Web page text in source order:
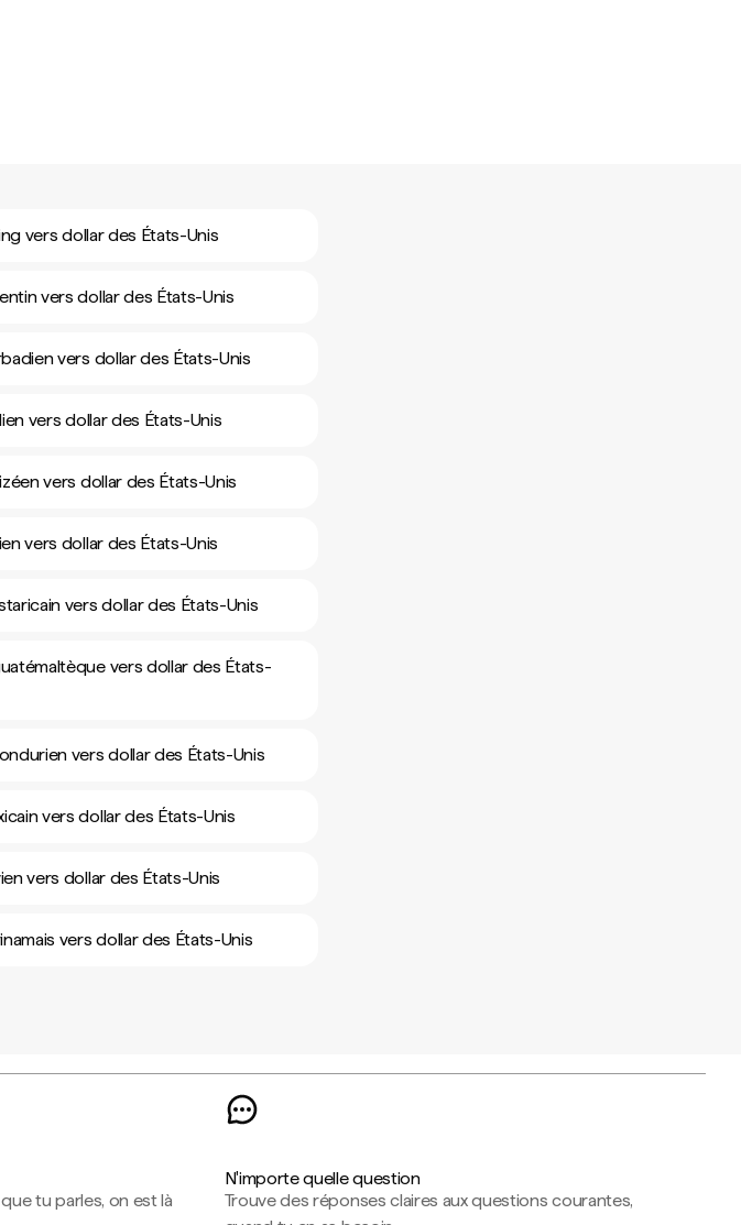
vers dollar des États-Unis
vers dollar des États-Unis
vers dollar des États-Unis
vers dollar des États-Unis
vers dollar des États-Unis
vers dollar des États-Unis
vers dollar des États-Unis
vers dollar des États-
vers dollar des États-Unis
vers dollar des États-Unis
vers dollar des États-Unis
vers dollar des États-Unis
tu parles, on est là
N'importe quelle question
Trouve des réponses claires aux questions courantes,